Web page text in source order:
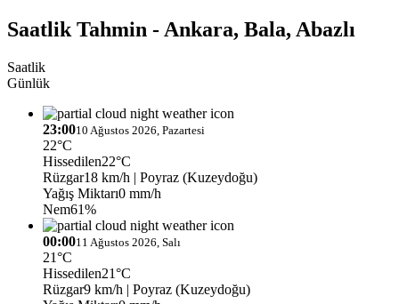
Saatlik Tahmin - Ankara, Bala, Abazlı
Saatlik
Günlük
23:0010 Ağustos 2026, Pazartesi
22°C
Hissedilen22°C
Rüzgar18 km/h | Poyraz (Kuzeydoğu)
Yağış Miktarı0 mm/h
Nem61%
00:0011 Ağustos 2026, Salı
21°C
Hissedilen21°C
Rüzgar9 km/h | Poyraz (Kuzeydoğu)